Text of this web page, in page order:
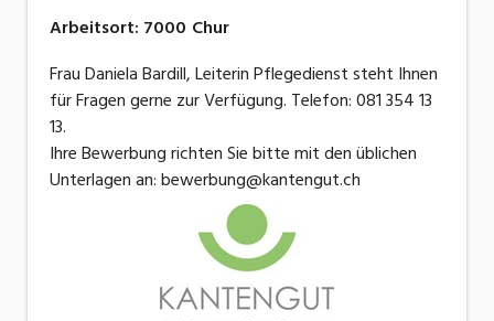
Arbeitsort: 7000 Chur
Frau Daniela Bardill, Leiterin Pflegedienst steht Ihnen
für Fragen gerne zur Verfügung. Telefon: 081 354 13
13.
Ihre Bewerbung richten Sie bitte mit den üblichen
Unterlagen an: bewerbung@kantengut.ch